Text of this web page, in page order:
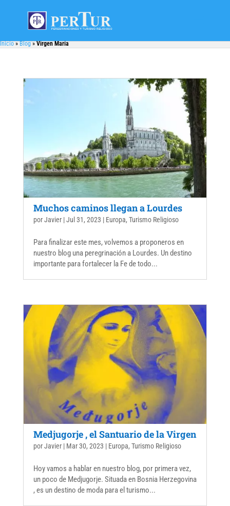
Inicio»Blog»Virgen María
Muchos caminos llegan a Lourdes
porJavier|Jul 31, 2023 | Europa, Turismo Religioso
Para finalizar este mes, volvemos a proponeros en
nuestro blog una peregrinación a Lourdes. Un destino
importante para fortalecer la Fe de todo...
Medjugorje , el Santuario de la Virgen
porJavier| Mar 30, 2023 | Europa, Turismo Religioso
Hoy vamos a hablar en nuestro blog, por primera vez,
un poco de Medjugorje. Situada en Bosnia Herzegovina
, es un destino de moda para el turismo...